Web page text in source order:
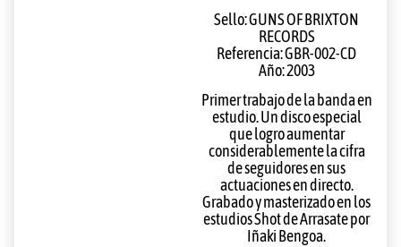
Sello: GUNS OF BRIXTON
RECORDS
Referencia: GBR-002-CD
Año: 2003
Primer trabajo de la banda en
estudio. Un disco especial
que logro aumentar
considerablemente la cifra
de seguidores en sus
actuaciones en directo.
Grabado y masterizado en los
estudios Shot de Arrasate por
Iñaki Bengoa.